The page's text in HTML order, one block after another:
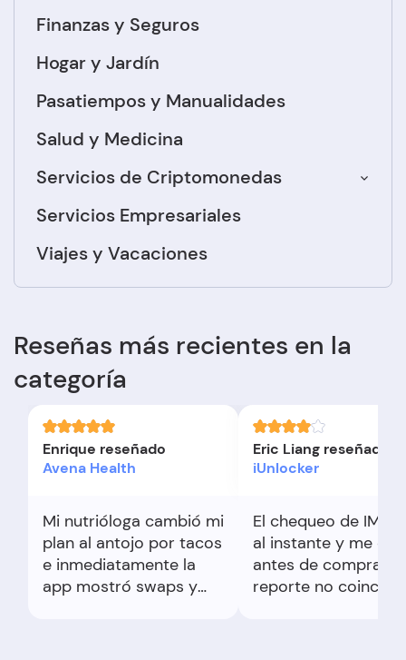
Finanzas y Seguros
Hogar y Jardín
Pasatiempos y Manualidades
Salud y Medicina
Servicios de Criptomonedas
Servicios Empresariales
Viajes y Vacaciones
Reseñas más recientes en la
categoría
Enrique reseñado
Avena Health
Mi nutrióloga cambió mi
plan al antojo por tacos
e inmediatamente la
app mostró swaps y
Eric Liang reseñado
iUnlocker
El chequeo de IMEI
al instante y me dio
antes de comprar.
reporte no coincidió